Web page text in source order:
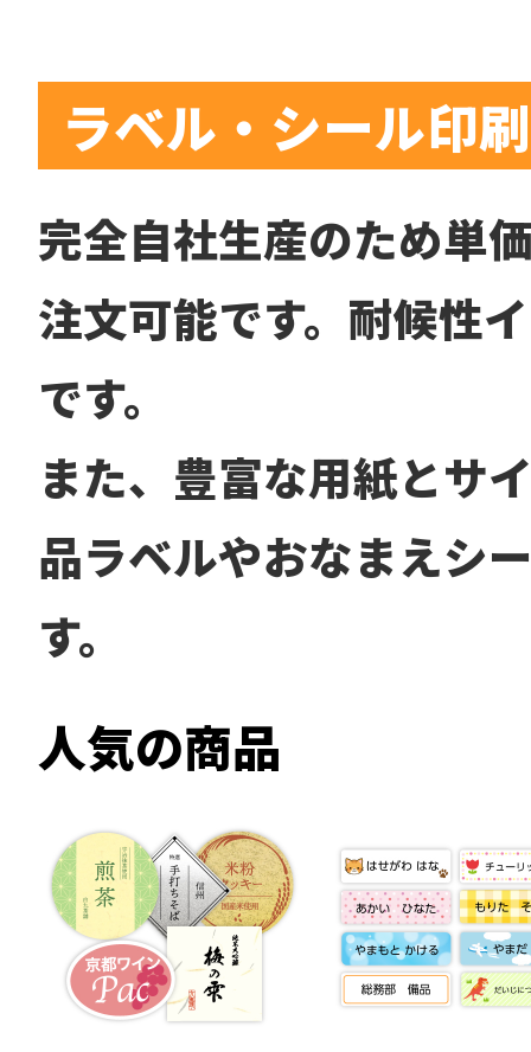
ラベル・シール印刷
完全自社生産のため単
注文可能です。耐候性
です。
また、豊富な用紙とサ
品ラベルやおなまえシ
す。
人気の商品